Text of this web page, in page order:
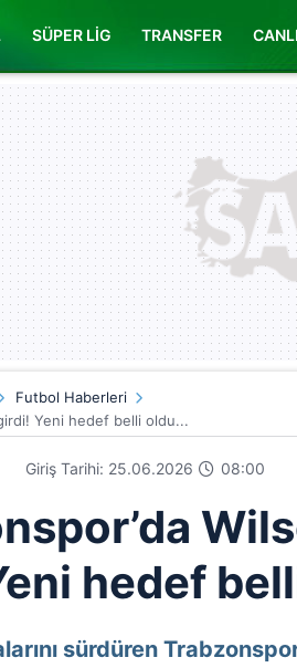
SÜPER LİG TRANSFER
Futbol Haberleri
Yeni hedef belli oldu...
Giriş Tarihi: 25.06.2026 08:00
hedef
sürdüren